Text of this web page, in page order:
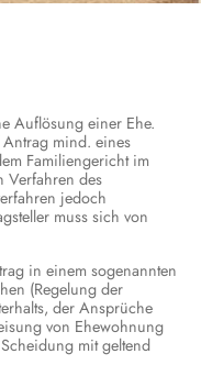
Auflösung einer Ehe.
mind. eines
Familiengericht im
Verfahren des
jedoch
muss sich von
in einem sogenannten
(Regelung der
der Ansprüche
von Ehewohnung
mit geltend